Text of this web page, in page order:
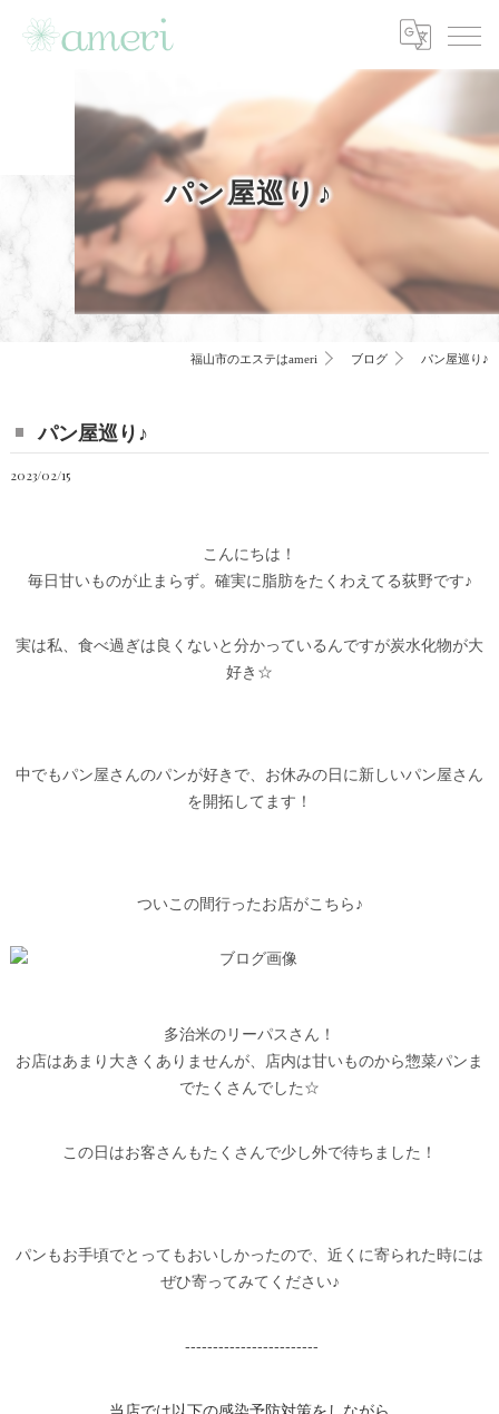
パン屋巡り♪
福山市のエステはameri ブログ パン屋巡り♪
パン屋巡り♪
2023/02/15
こんにちは！
毎日甘いものが止まらず。確実に脂肪をたくわえてる荻野です♪
実は私、食べ過ぎは良くないと分かっているんですが炭水化物が大
好き☆
中でもパン屋さんのパンが好きで、お休みの日に新しいパン屋さん
を開拓してます！
ついこの間行ったお店がこちら♪
多治米のリーパスさん！
お店はあまり大きくありませんが、店内は甘いものから惣菜パンま
でたくさんでした☆
この日はお客さんもたくさんで少し外で待ちました！
パンもお手頃でとってもおいしかったので、近くに寄られた時には
ぜひ寄ってみてください♪
------------------------